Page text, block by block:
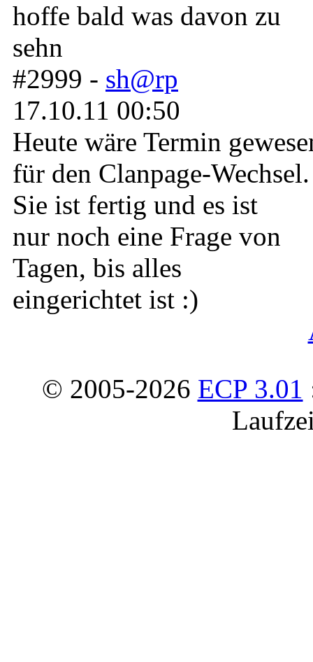
hoffe bald was davon zu
sehn
#2999 - sh@rp
17.10.11 00:50
Heute wäre Termin
für den Clanpage-Wechsel.
Sie ist fertig und es ist
nur noch eine Frage von
Tagen, bis alles
eingerichtet ist :)
© 2005-2026 ECP 3.01